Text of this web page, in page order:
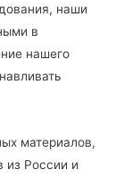
наши
в
нашего
материалов,
из России и